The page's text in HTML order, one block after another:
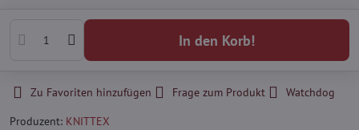
In den Korb!
Zu Favoriten hinzufügen Frage zum Produkt
Watchdog
Produzent: KNITTEX